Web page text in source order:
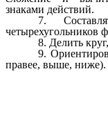
знаками действий.
7.
четырехугольников
8. Делить
9.
правее, выше, ниже).